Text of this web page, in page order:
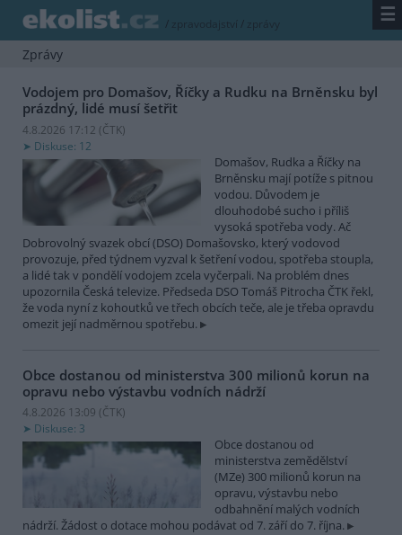
/ zpravodajství / zprávy ☰
Zprávy
Vodojem pro Domašov, Říčky a Rudku na Brněnsku byl
prázdný, lidé musí šetřit
4.8.2026 17:12 (ČTK)
Diskuse: 12
Domašov, Rudka a Říčky na
Brněnsku mají potíže s pitnou
vodou. Důvodem je
dlouhodobé sucho i příliš
vysoká spotřeba vody. Ač
Dobrovolný svazek obcí (DSO) Domašovsko, který vodovod
provozuje, před týdnem vyzval k šetření vodou, spotřeba stoupla,
a lidé tak v pondělí vodojem zcela vyčerpali. Na problém dnes
upozornila Česká televize. Předseda DSO Tomáš Pitrocha ČTK řekl,
že voda nyní z kohoutků ve třech obcích teče, ale je třeba opravdu
omezit její nadměrnou spotřebu.
Obce dostanou od ministerstva 300 milionů korun na
opravu nebo výstavbu vodních nádrží
4.8.2026 13:09 (ČTK)
Diskuse: 3
Obce dostanou od
ministerstva zemědělství
(MZe) 300 milionů korun na
opravu, výstavbu nebo
odbahnění malých vodních
nádrží. Žádost o dotace mohou podávat od 7. září do 7. října.